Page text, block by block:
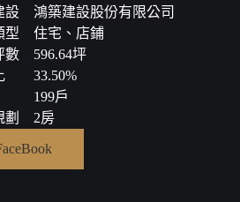
設
鴻築建設股份有限公司
型
住宅、店鋪
數
596.64坪
33.50%
199戶
劃
2房